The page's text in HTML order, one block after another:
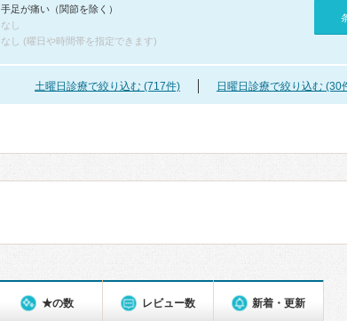
手足が痛い（関節を除く）
なし
なし (曜日や時間帯を指定できます)
土曜日診療で絞り込む (717件) 日曜日診療で絞り込む (30
★の数 レビュー数 新着・更新